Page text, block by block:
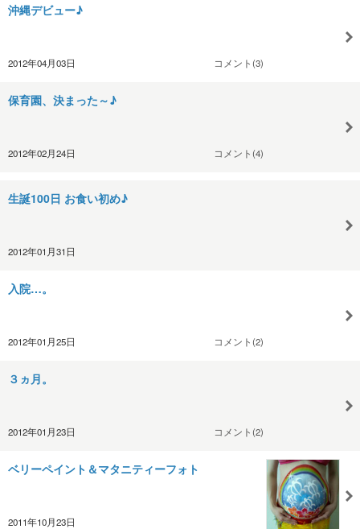
沖縄デビュー♪
2012年04月03日 コメント(3)
保育園、決まった～♪
2012年02月24日 コメント(4)
生誕100日 お食い初め♪
2012年01月31日
入院…。
2012年01月25日 コメント(2)
３ヵ月。
2012年01月23日 コメント(2)
ベリーペイント＆マタニティーフォト
2011年10月23日